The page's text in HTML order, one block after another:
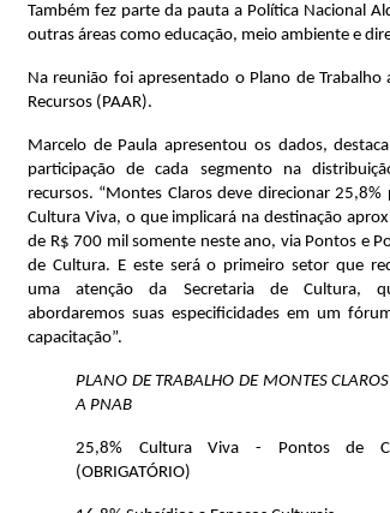
Também fez parte da pauta a Política Nacional
outras áreas como educação, meio ambiente e
Na reunião foi apresentado o Plano de
Recursos (PAAR).
Marcelo de Paula apresentou os dados,
participação de cada segmento na
recursos. “Montes Claros deve direcionar 25,8%
Cultura Viva, o que implicará na destinação
de R$ 700 mil somente neste ano, via Pontos e
de Cultura. E este será o primeiro setor que
uma atenção da Secretaria de Cultura,
abordaremos suas especificidades em um
capacitação”.
PLANO DE TRABALHO DE MONTES
A PNAB
25,8% Cultura Viva - Pontos de
(OBRIGATÓRIO)